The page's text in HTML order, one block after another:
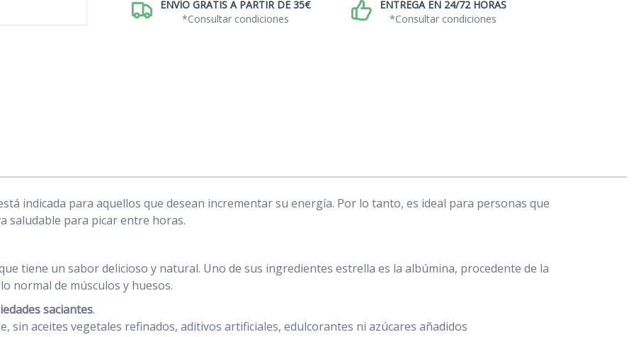
ENVÍO GRATIS A PARTIR DE 35€
*Consultar condiciones
ENTREGA EN 24/72 HORAS
*Consultar condiciones
indicada para aquellos que desean incrementar su energía. Por lo tanto, es ideal para personas que
saludable para picar entre horas.
tiene un sabor delicioso y natural. Uno de sus ingredientes estrella es la albúmina, procedente de la
normal de músculos y huesos.
saciantes.
sin aceites vegetales refinados, aditivos artificiales, edulcorantes ni azúcares añadidos